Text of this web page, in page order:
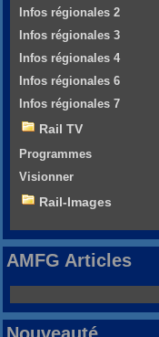
Infos régionales 2
Infos régionales 3
Infos régionales 4
Infos régionales 6
Infos régionales 7
Rail TV
Programmes
Visionner
Rail-Images
AMFG Articles